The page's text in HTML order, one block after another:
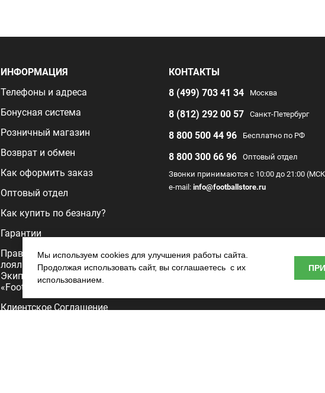
ИНФОРМАЦИЯ
Телефоны и адреса
Бонусная система
Розничный магазин
Возврат и обмен
Как оформить заказ
Оптовый отдел
Как купить по безналу?
Гарантии
Правила программы
лояльности
Экипировочного центра
«FootballStore»
Клиентское Соглашение
КОНТАКТЫ
8 (499) 703 41 34
Москва
8 (812) 292 00 57 Санкт-Петербург
8 800 500 44 96 Бесплатно по РФ
8 800 300 66 96
Оптовый отдел
Звонки принимаются с 10:00 до 21:00
e-mail: info@footballstore.ru
Мы используем cookies для улучшения работы сайта.
Продолжая использовать сайт, вы соглашаетесь с их
использованием.